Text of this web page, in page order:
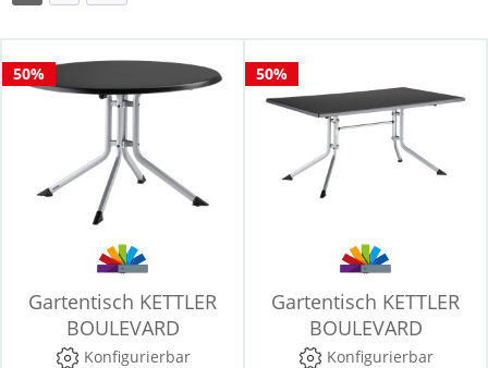
50%
Gartentisch KETTLER
BOULEVARD
Konfigurierbar
50%
Gartentisch KETTLER
BOULEVARD
Konfigurierbar